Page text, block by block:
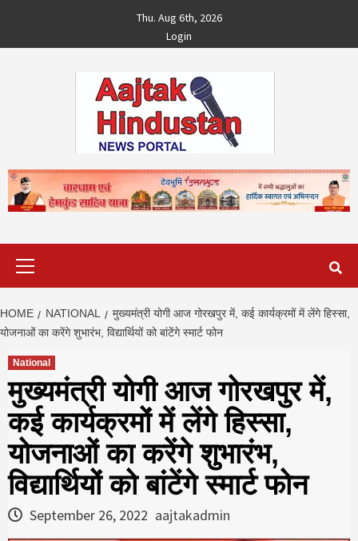
content
Thu. Aug 6th, 2026
Login
HOME NATIONAL
मुख्यमंत्री योगी आज गोरखपुर में, कई कार्यक्रमों में लेंगे हिस्सा,
योजनाओं का करेंगे शुभारंभ, विद्यार्थियों को बांटेंगे स्मार्ट फोन
National
मुख्यमंत्री योगी आज गोरखपुर में,
कई कार्यक्रमों में लेंगे हिस्सा,
योजनाओं का करेंगे शुभारंभ,
विद्यार्थियों को बांटेंगे स्मार्ट फोन
September 26, 2022 aajtakadmin